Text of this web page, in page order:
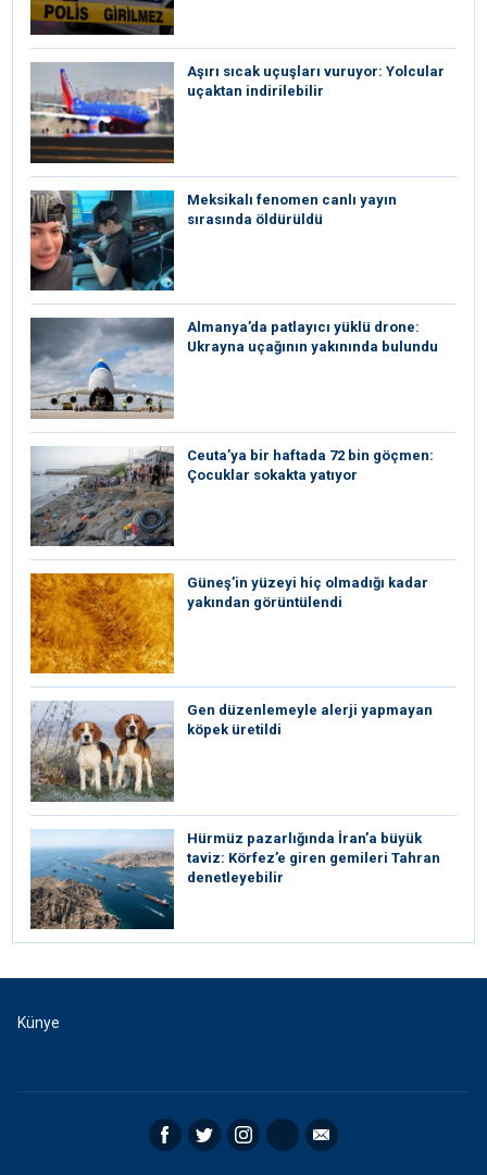
Aşırı sıcak uçuşları vuruyor: Yolcular
uçaktan indirilebilir
Meksikalı fenomen canlı yayın
sırasında öldürüldü
Almanya’da patlayıcı yüklü drone:
Ukrayna uçağının yakınında bulundu
Ceuta’ya bir haftada 72 bin göçmen:
Çocuklar sokakta yatıyor
Güneş’in yüzeyi hiç olmadığı kadar
yakından görüntülendi
Gen düzenlemeyle alerji yapmayan
köpek üretildi
Hürmüz pazarlığında İran’a büyük
taviz: Körfez’e giren gemileri Tahran
denetleyebilir
Künye
Facebook Twitter Instagram RSS